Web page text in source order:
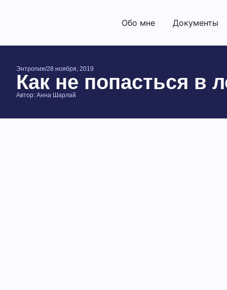
Обо мне Документы
Энтропия/28 ноября, 2019
Как не попасться в
Автор: Анна Шарлай